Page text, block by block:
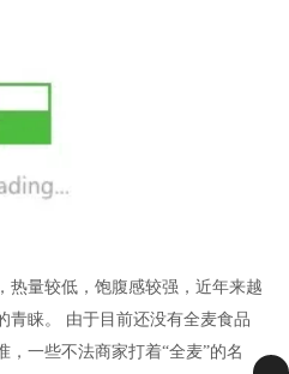
热量较低，饱腹感较强，近年来越
青睐。 由于目前还没有全麦食品
一些不法商家打着“全麦”的名